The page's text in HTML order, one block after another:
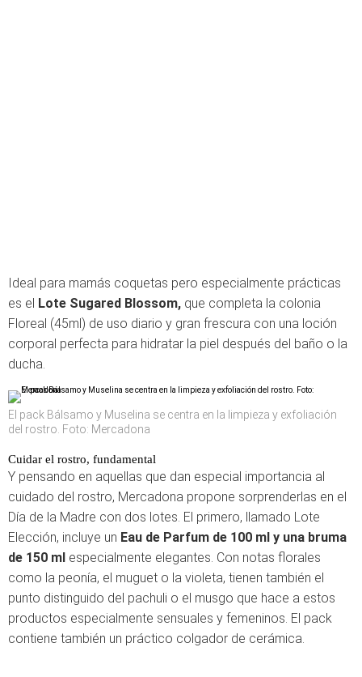
Ideal para mamás coquetas pero especialmente prácticas
es el Lote Sugared Blossom, que completa la colonia
Floreal (45ml) de uso diario y gran frescura con una loción
corporal perfecta para hidratar la piel después del baño o la
ducha.
El pack Bálsamo y Muselina se centra en la limpieza y exfoliación
del rostro. Foto: Mercadona
Cuidar el rostro, fundamental
Y pensando en aquellas que dan especial importancia al
cuidado del rostro, Mercadona propone sorprenderlas en el
Día de la Madre con dos lotes. El primero, llamado Lote
Elección, incluye un Eau de Parfum de 100 ml y una bruma
de 150 ml especialmente elegantes. Con notas florales
como la peonía, el muguet o la violeta, tienen también el
punto distinguido del pachuli o el musgo que hace a estos
productos especialmente sensuales y femeninos. El pack
contiene también un práctico colgador de cerámica.